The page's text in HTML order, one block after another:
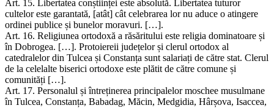
Art. 15. Libertatea conștiinței este absolută. Libertatea tuturor
cultelor este garantată, [atât] cât celebrarea lor nu aduce o atingere
ordinei publice și bunelor moravuri. […].
Art. 16. Religiunea ortodoxă a răsăritului este religia dominatoare și
în Dobrogea. […]. Protoiereii județelor și clerul ortodox al
catedralelor din Tulcea și Constanța sunt salariați de către stat. Clerul
de la celelalte biserici ortodoxe este plătit de către comune și
comunități […].
Art. 17. Personalul și întreținerea principalelor moschee musulmane
în Tulcea, Constanța, Babadag, Măcin, Medgidia, Hârșova, Isaccea,